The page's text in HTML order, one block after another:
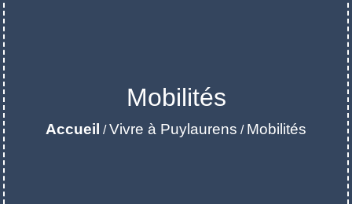
Mobilités
Accueil /Vivre à Puylaurens / Mobilités